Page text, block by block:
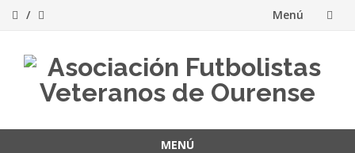
Menú
contenido
MENÚ